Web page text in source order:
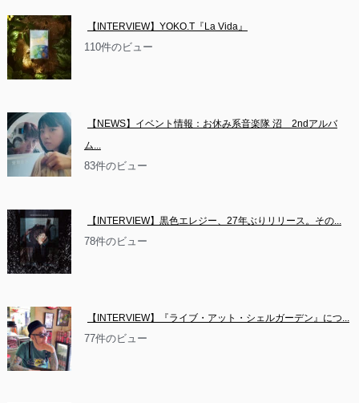
【INTERVIEW】YOKO.T『La Vida』
110件のビュー
【NEWS】イベント情報：お休み系音楽隊 沼　2ndアルバ
ム...
83件のビュー
【INTERVIEW】黒色エレジー、27年ぶりリリース。その...
78件のビュー
【INTERVIEW】『ライブ・アット・シェルガーデン』につ...
77件のビュー